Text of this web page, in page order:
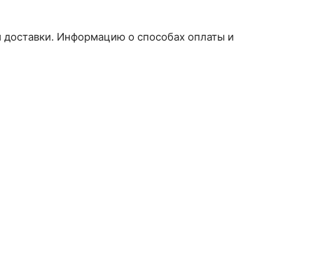
Информацию о способах оплаты и